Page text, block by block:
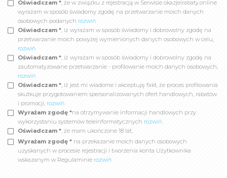
Oświadczam *, że w związku z rejestracją w Serwisie okazjeirabaty.online
wyrażam w sposób świadomy zgodę na przetwarzanie moich danych
osobowych podanych rozwiń
Oświadczam *, iż wyrażam w sposób świadomy i dobrowolny zgodę na
przetwarzanie moich powyżej wymienionych danych osobowych w celu,
rozwiń
Oświadczam *, iż wyrażam w sposób świadomy i dobrowolny zgodę na
zautomatyzowane przetwarzanie - profilowanie moich danych osobowych,
rozwiń
Oświadczam *, iż jest mi wiadome i akceptuję fakt, że proces profilowania
skutkuje przygotowaniem spersonalizowanych ofert handlowych, rabatów
i promocji, rozwiń
Wyrażam zgodę *na otrzymywanie informacji handlowych przy
wykorzystaniu systemów teleinformatycznych rozwiń
Oświadczam *, że mam ukończone 18 lat.
Wyrażam zgodę * na przekazanie moich danych osobowych
uzyskanych w procesie rejestracji i tworzenia konta Użytkownika
wskazanym w Regulaminie rozwiń